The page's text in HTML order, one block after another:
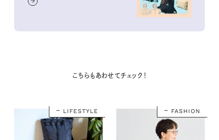
こちらもあわせてチェック！
LIFESTYLE FASHION